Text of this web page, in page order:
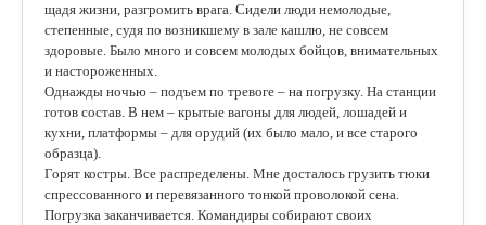
щадя жизни, разгромить врага. Сидели люди немолодые,
степенные, судя по возникшему в зале кашлю, не совсем
здоровые. Было много и совсем молодых бойцов, внимательных
и настороженных.
Однажды ночью – подъем по тревоге – на погрузку. На станции
готов состав. В нем – крытые вагоны для людей, лошадей и
кухни, платформы – для орудий (их было мало, и все старого
образца).
Горят костры. Все распределены. Мне досталось грузить тюки
спрессованного и перевязанного тонкой проволокой сена.
Погрузка заканчивается. Командиры собирают своих